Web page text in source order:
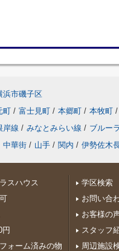
浜市磯子区
町 / 富士見町 / 本郷町 / 本牧町 /
岸線 / みなとみらい線 / ブルー
中華街 / 山手 / 関内 / 伊勢佐木
スハウス
円
ォーム済みの物
学区検索
お問い合
お客様の
スタッフ
周辺施設